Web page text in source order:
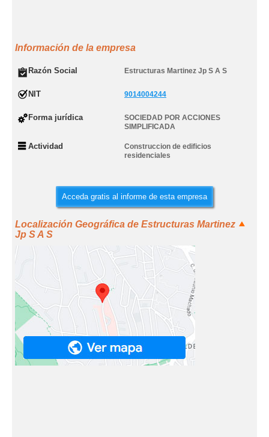
Información de la empresa
Razón Social Estructuras Martinez Jp S A S
NIT 9014004244
Forma jurídica
SOCIEDAD POR ACCIONES
SIMPLIFICADA
Actividad
Construccion de edificios
residenciales
Acceda gratis al informe de esta empresa
Localización Geográfica de Estructuras Martinez
Jp S A S